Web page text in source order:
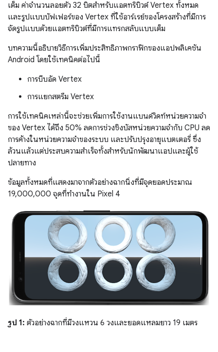
เต็ม ค่าจำนวนลอยตัว 32 บิตสำหรับแอตทริบิวต์ Vertex ทั้งหมด
และรูปแบบบัฟเฟอร์ของ Vertex ที่ใช้อาร์เรย์ของโครงสร้างที่มีการ
จัดรูปแบบด้วยแอตทริบิวต์ที่มีการแทรกสลับแบบเต็ม
บทความนี้อธิบายวิธีการเพิ่มประสิทธิภาพกราฟิกของแอปพลิเคชัน
Android โดยใช้เทคนิคต่อไปนี้
การบีบอัด Vertex
การแยกสตรีม Vertex
การใช้เทคนิคเหล่านี้จะช่วยเพิ่มการใช้งานแบนด์วิดท์หน่วยความจำ
ของ Vertex ได้ถึง 50% ลดการช่วงชิงบัสหน่วยความจำกับ CPU ลด
การค้างในหน่วยความจำของระบบ และปรับปรุงอายุแบตเตอรี่ ซึ่ง
ล้วนแล้วแต่ประสบความสำเร็จทั้งสำหรับนักพัฒนาแอปและผู้ใช้
ปลายทาง
ข้อมูลทั้งหมดที่แสดงมาจากตัวอย่างฉากนิ่งที่มีจุดยอดประมาณ
19,000,000 จุดที่ทำงานใน Pixel 4
รูป 1: ตัวอย่างฉากที่มีวงแหวน 6 วงและยอดแหลมยาว 19 เมตร